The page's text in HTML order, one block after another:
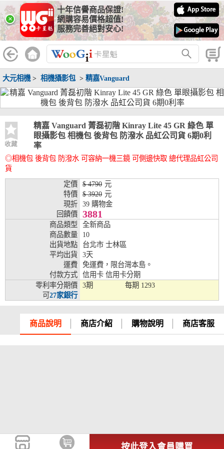
×
十年信譽商品保證!
網購容易價格超值!
服務完善絕對安心!
大元相機 > 相機攝影包> 精嘉Vanguard
收藏
精嘉 Vanguard 菁磊初階 Kinray Lite 45 GR 綠色 單
眼攝影包 相機包 後背包 防潑水 品虹公司貨 6期0利
率
◎相機包 後背包 防潑水 可容納一機三鏡 可側邊快取 總代理品虹公司
貨
定價
$ 4790 元
特價
$ 3920 元
現折
39 購物金
回饋價
3881
商品類型
全新商品
商品數量
10
出貨地點
台北市 士林區
平均出貨
3天
運費
免運費，限台灣本島。
付款方式
信用卡 信用卡分期
零利率分期價
可27家銀行
3期 每期 1293
商品說明 商店介紹 購物說明 商店客服
按此登入會員購買
線上分期銀行
WooGii 與 綠界 合作，『信用卡分期付款』 與 『信用卡零利率
分期付款』 的配合銀行如下：
分期期數 提供分期之銀行
兆豐銀行、合作金庫、第一銀行、華南銀行、
彰化銀行、上海銀行、富邦銀行、國泰世華、
台灣企銀、台中銀行、匯豐銀行、華泰銀行、
銀、元大銀行、永豐銀行、玉山銀行、凱基銀
行、星展銀行、台新銀行、安泰銀行、中國信
兆豐銀行、合作金庫、第一銀行、華南銀行、
台灣企銀、台中銀行、匯豐銀行、華泰銀行、
臺灣新光銀行、陽信銀行、聯邦銀行、遠東商
銀、元大銀行、永豐銀行、玉山銀行、凱基銀
行、星展銀行、台新銀行、安泰銀行、中國信
託、台灣樂天、三信商銀
兆豐銀行、合作金庫、第一銀行、華南銀行、
彰化銀行、上海銀行、富邦銀行、國泰世華、
台灣企銀、台中銀行、匯豐銀行、華泰銀行、
臺灣新光銀行、陽信銀行、聯邦銀行、遠東商
銀、元大銀行、永豐銀行、玉山銀行、凱基銀
行、星展銀行、台新銀行、安泰銀行、中國信
託、台灣樂天、三信商銀
彰化銀行、上海銀行、富邦銀行、國泰世華、
台灣企銀、台中銀行、匯豐銀行、華泰銀行、